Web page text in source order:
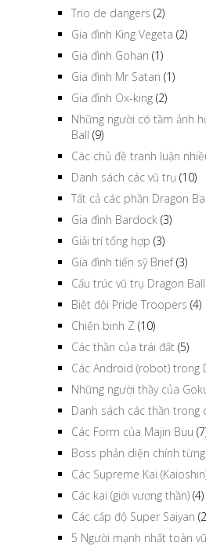
Trio de dangers (2)
Gia đình King Vegeta (2)
Gia đình Gohan (1)
Gia đình Mr Satan (1)
Gia đình Ox-king (2)
Những người có tầm ảnh
Ball (9)
Các chủ đề tranh luận
Danh sách các vũ trụ (10)
Tất cả các phần Dragon
Gia đình Bardock (3)
Giải trí tổng hợp (3)
Gia đình tiến sỹ Brief(3)
Cấu trúc vũ trụ Dragon Ball
Biệt đội Pride Troopers (4)
Chiến binh Z (10)
Các thần của trái đất (5)
Các Android (robot) trong
Những người thầy của
Danh sách các thần trong
Các Form của Majin Buu
Boss phản diện chính từng
Các Supreme Kai
Các kai (giới vương thần) (4)
Các cấp độ Super Saiyan
5 Người mạnh nhất toàn